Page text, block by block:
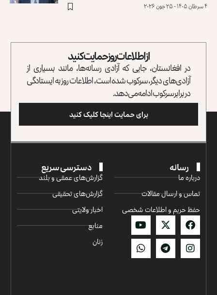
۴ سرطان ۱۴۰۵ - ۲۵ جون ۲۰۲۶
از اطلاعات روز حمایت کنید
در افغانستان، جایی که آزادی رسانه‌ها، مانند بسیاری از
آزادی‌های دیگر، سرکوب شده است، اطلاعات روز به ایستادگی
در برابر سرکوب ادامه می‌دهد.
برای حمایت اینجا کلیک کنید
رسانه
درباره ما
تماس و ارسال مقالات
حفظ حریم و اطلاعات شخصی
دسترسی سریع
گزارش‌‌های عمقی و بلند
گزارش‌های تحقیقی
اخبار ولایتی
منابع
زنان